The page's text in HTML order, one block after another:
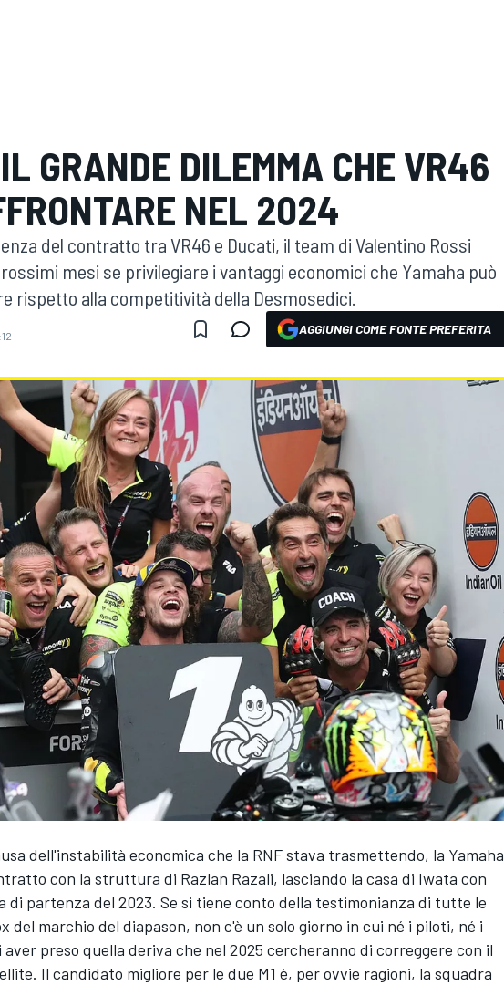
GRANDE DILEMMA CHE VR46
NEL 2024
del contratto tra VR46 e Ducati, il team di Valentino Rossi
mesi se privilegiare i vantaggi economici che Yamaha può
rispetto alla competitività della Desmosedici.
AGGIUNGI COME FONTE PREFERITA
dell'instabilità economica che la RNF stava trasmettendo, la Yamaha
con la struttura di Razlan Razali, lasciando la casa di Iwata con
di partenza del 2023. Se si tiene conto della testimonianza di tutte le
del marchio del diapason, non c'è un solo giorno in cui né i piloti, né i
preso quella deriva che nel 2025 cercheranno di correggere con il
Il candidato migliore per le due M1 è, per ovvie ragioni, la squadra